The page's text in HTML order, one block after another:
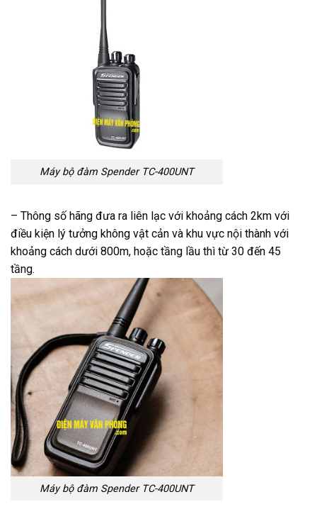
Máy bộ đàm Spender TC-400UNT
– Thông số hãng đưa ra liên lạc với khoảng cách 2km với
điều kiện lý tưởng không vật cản và khu vực nội thành với
khoảng cách dưới 800m, hoặc tầng lầu thì từ 30 đến 45
tầng.
Máy bộ đàm Spender TC-400UNT